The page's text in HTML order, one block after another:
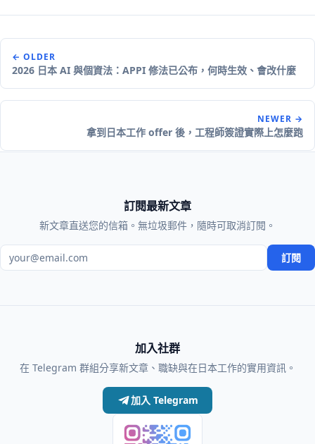
← OLDER
2026 日本 AI 與個資法：APPI 修法已公布，何時生效、會改什麼
NEWER →
拿到日本工作 offer 後，工程師簽證實際上怎麼跑
訂閱最新文章
新文章直送您的信箱。無垃圾郵件，隨時可取消訂閱。
電子郵件地址 訂閱
加入社群
在 Telegram 群組分享新文章、職缺與在日本工作的實用資訊。
加入 Telegram